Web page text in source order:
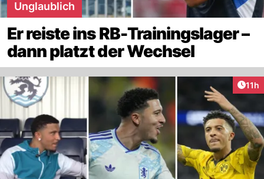
Unglaublich
Er reiste ins RB-Trainingslager –
dann platzt der Wechsel
11h